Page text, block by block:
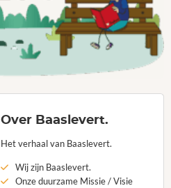
Over Baaslevert.
Het verhaal van Baaslevert.
Wij zijn Baaslevert.
Onze duurzame Missie / Visie